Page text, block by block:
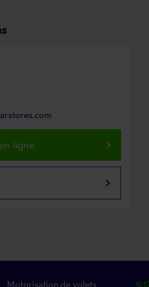
ligne keyboard_arrow_right
keyboard_arrow_right
Motorisation de volets